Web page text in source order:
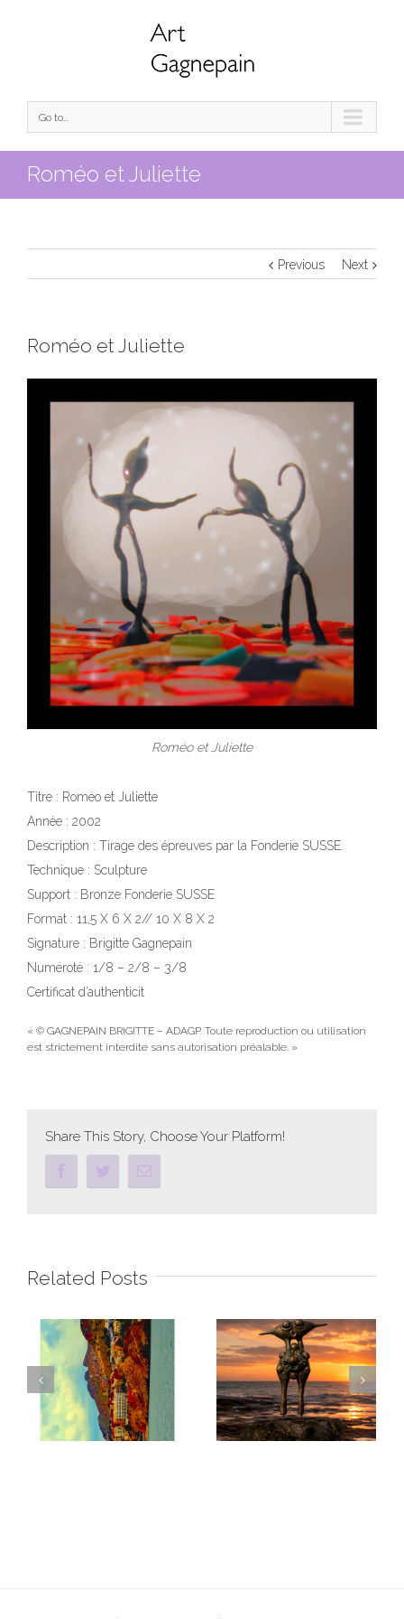
Go to...
Roméo et Juliette
Previous Next
Roméo et Juliette
Roméo et Juliette
Titre : Roméo et Juliette
Année : 2002
Description : Tirage des épreuves par la Fonderie SUSSE.
Technique : Sculpture
Support : Bronze Fonderie SUSSE
Format : 11,5 X 6 X 2// 10 X 8 X 2
Signature : Brigitte Gagnepain
Numéroté : 1/8 – 2/8 – 3/8
Certificat d’authenticit
« © GAGNEPAIN BRIGITTE – ADAGP. Toute reproduction ou utilisation
est strictement interdite sans autorisation préalable. »
Share This Story, Choose Your Platform!
Related Posts